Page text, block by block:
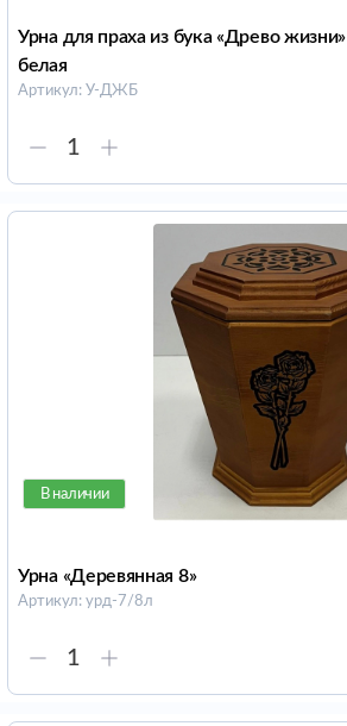
Урна для праха из бука «Древо жизни»
белая
Артикул: У-ДЖБ
В наличии
Урна «Деревянная 8»
Артикул: урд-7/8л